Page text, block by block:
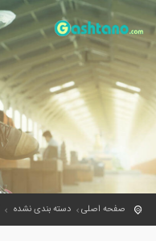
صفحه اصلی دسته بندی نشده